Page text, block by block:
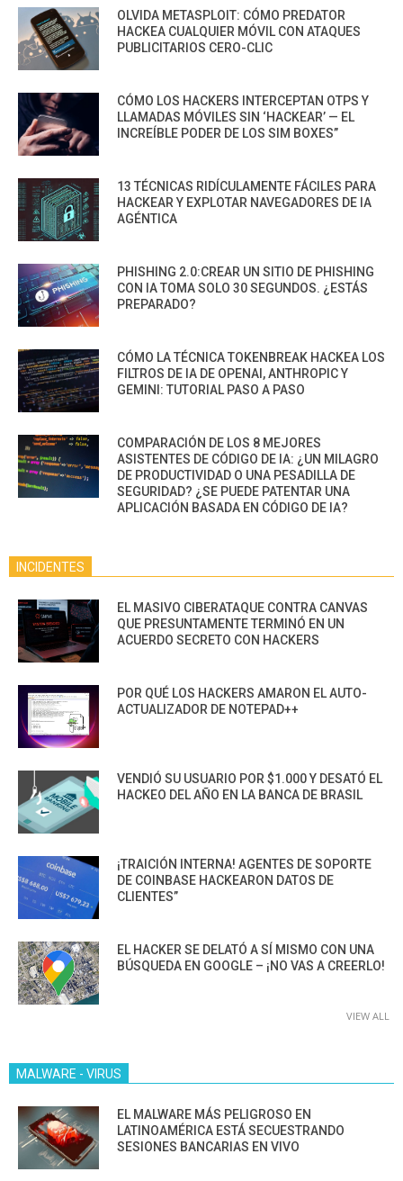
OLVIDA METASPLOIT: CÓMO PREDATOR
HACKEA CUALQUIER MÓVIL CON ATAQUES
PUBLICITARIOS CERO-CLIC
CÓMO LOS HACKERS INTERCEPTAN OTPS Y
LLAMADAS MÓVILES SIN ‘HACKEAR’ — EL
INCREÍBLE PODER DE LOS SIM BOXES”
13 TÉCNICAS RIDÍCULAMENTE FÁCILES PARA
HACKEAR Y EXPLOTAR NAVEGADORES DE IA
AGÉNTICA
PHISHING 2.0:CREAR UN SITIO DE PHISHING
CON IA TOMA SOLO 30 SEGUNDOS. ¿ESTÁS
PREPARADO?
CÓMO LA TÉCNICA TOKENBREAK HACKEA LOS
FILTROS DE IA DE OPENAI, ANTHROPIC Y
GEMINI: TUTORIAL PASO A PASO
COMPARACIÓN DE LOS 8 MEJORES
ASISTENTES DE CÓDIGO DE IA: ¿UN MILAGRO
DE PRODUCTIVIDAD O UNA PESADILLA DE
SEGURIDAD? ¿SE PUEDE PATENTAR UNA
APLICACIÓN BASADA EN CÓDIGO DE IA?
INCIDENTES
EL MASIVO CIBERATAQUE CONTRA CANVAS
QUE PRESUNTAMENTE TERMINÓ EN UN
ACUERDO SECRETO CON HACKERS
POR QUÉ LOS HACKERS AMARON EL AUTO-
ACTUALIZADOR DE NOTEPAD++
VENDIÓ SU USUARIO POR $1.000 Y DESATÓ EL
HACKEO DEL AÑO EN LA BANCA DE BRASIL
¡TRAICIÓN INTERNA! AGENTES DE SOPORTE
DE COINBASE HACKEARON DATOS DE
CLIENTES”
EL HACKER SE DELATÓ A SÍ MISMO CON UNA
BÚSQUEDA EN GOOGLE – ¡NO VAS A CREERLO!
VIEW ALL
MALWARE - VIRUS
EL MALWARE MÁS PELIGROSO EN
LATINOAMÉRICA ESTÁ SECUESTRANDO
SESIONES BANCARIAS EN VIVO